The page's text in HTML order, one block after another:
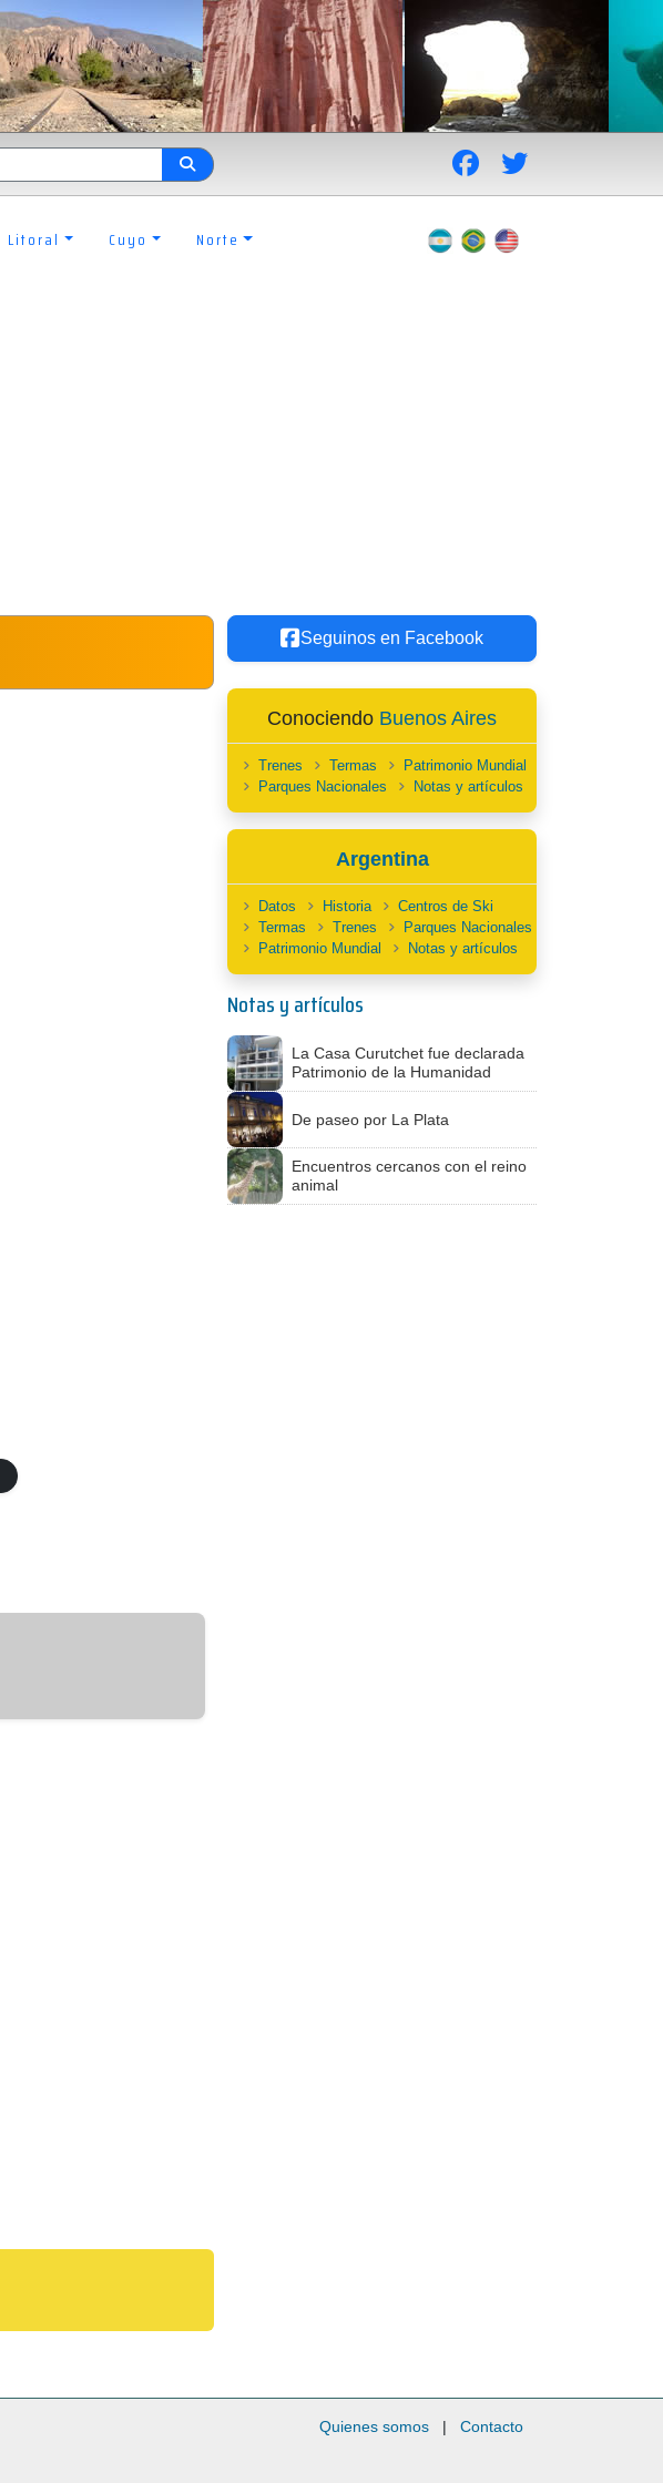
Litoral Cuyo Norte
Seguinos en Facebook
Conociendo Buenos Aires
Trenes Termas
Patrimonio Mundial
Parques Nacionales
Notas y artículos
Argentina
Datos Historia
Centros de Ski
Termas
Trenes
Parques Nacionales
Patrimonio Mundial
Notas y artículos
Notas y artículos
La Casa Curutchet fue declarada
Patrimonio de la Humanidad
De paseo por La Plata
Encuentros cercanos con el reino
animal
Quienes somos | Contacto